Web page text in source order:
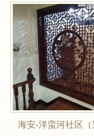
梯，垭口套，室内
门，房门定做）
海安-洋蛮河社区（